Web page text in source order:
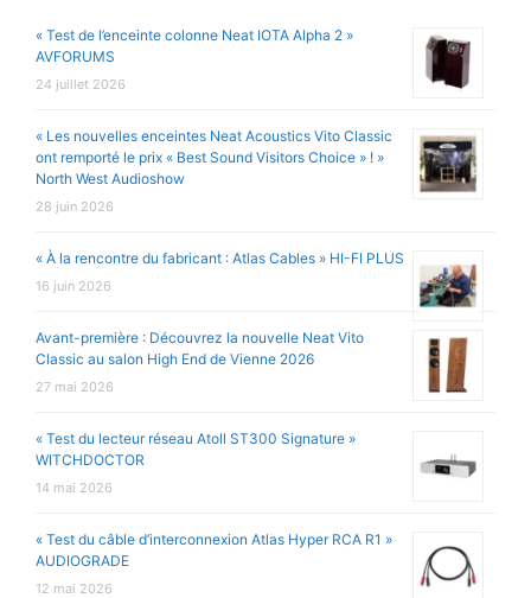
« Test de l’enceinte colonne Neat IOTA Alpha 2 »
AVFORUMS
24 juillet 2026
« Les nouvelles enceintes Neat Acoustics Vito Classic
ont remporté le prix « Best Sound Visitors Choice » ! »
North West Audioshow
28 juin 2026
« À la rencontre du fabricant : Atlas Cables » HI-FI PLUS
16 juin 2026
Avant-première : Découvrez la nouvelle Neat Vito
Classic au salon High End de Vienne 2026
27 mai 2026
« Test du lecteur réseau Atoll ST300 Signature »
WITCHDOCTOR
14 mai 2026
« Test du câble d’interconnexion Atlas Hyper RCA R1 »
AUDIOGRADE
12 mai 2026